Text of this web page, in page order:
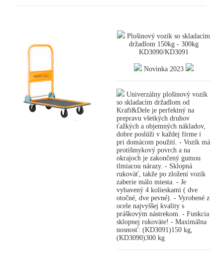
Plošinový vozík so skladacím
držadlom 150kg - 300kg
KD3090/KD3091
Novinka 2023
Univerzálny plošinový vozík
so skladacím držadlom od
Kraft&Dele je perfektný na
prepravu všetkých druhov
ťažkých a objemných nákladov,
dobre poslúži v každej firme i
pri domácom použití. - Vozík má
protišmykový povrch a na
okrajoch je zakončený gumou
tlmiacou nárazy. - Sklopná
rukoväť, takže po zložení vozík
zaberie málo miesta. - Je
vybavený 4 kolieskami ( dve
otočné, dve pevné). - Vyrobené z
ocele najvyššej kvality s
práškovým nástrekom. - Funkcia
sklopnej rukoväte! - Maximálna
nosnosť: (KD3091)150 kg,
(KD3090)300 kg